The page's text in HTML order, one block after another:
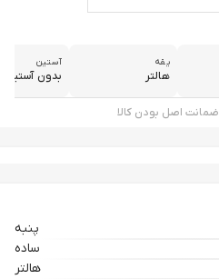
یقه
هالتر
آستین
بدون آستین
ضمانت اصل بودن کالا
پنبه
ساده
هالتر